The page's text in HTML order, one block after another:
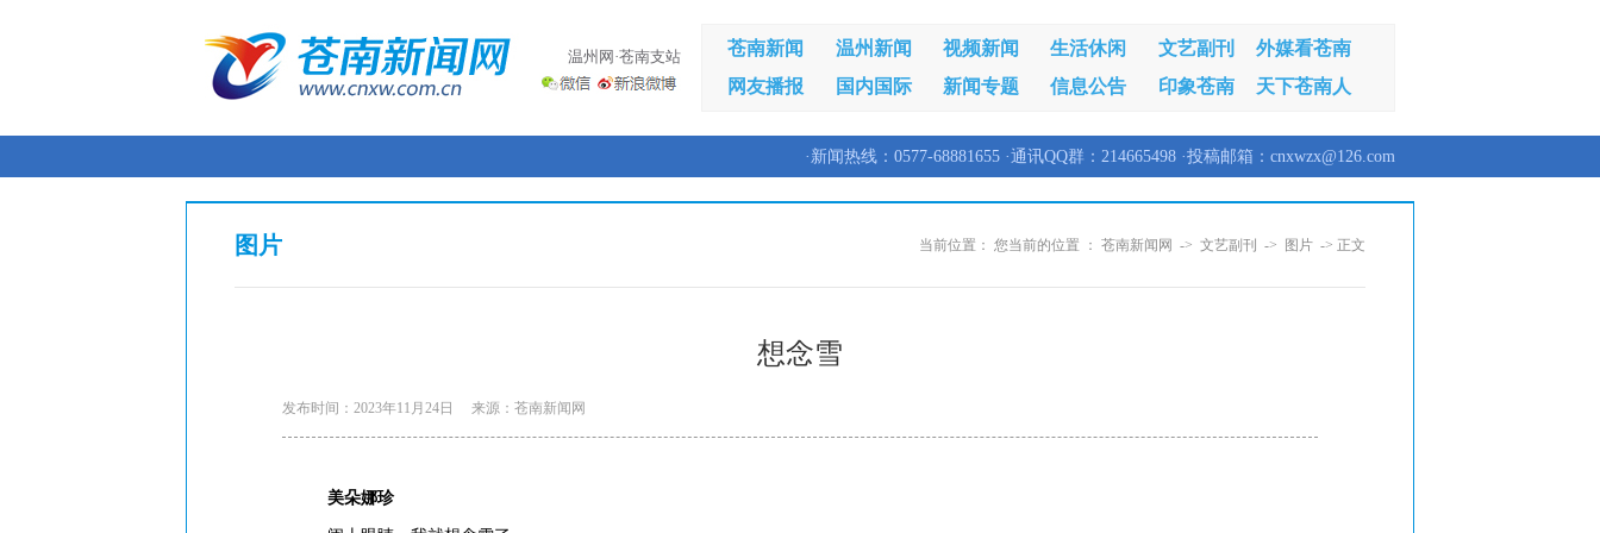
温州网·苍南支站 苍南新闻 温州新闻 视频新闻 生活休闲 文艺副刊
外媒看苍南
网友播报
国内国际 新闻专题 信息公告 印象苍南 天下苍南人
·新闻热线：0577-68881655 ·通讯QQ群：214665498 ·投稿邮箱：cnxwzx@126.com
当前位置： 您当前的位置 ： 苍南新闻网 -> 文艺副刊 -> 图片 -> 正文
图片
想念雪
发布时间：2023年11月24日 来源：苍南新闻网
美朵娜珍